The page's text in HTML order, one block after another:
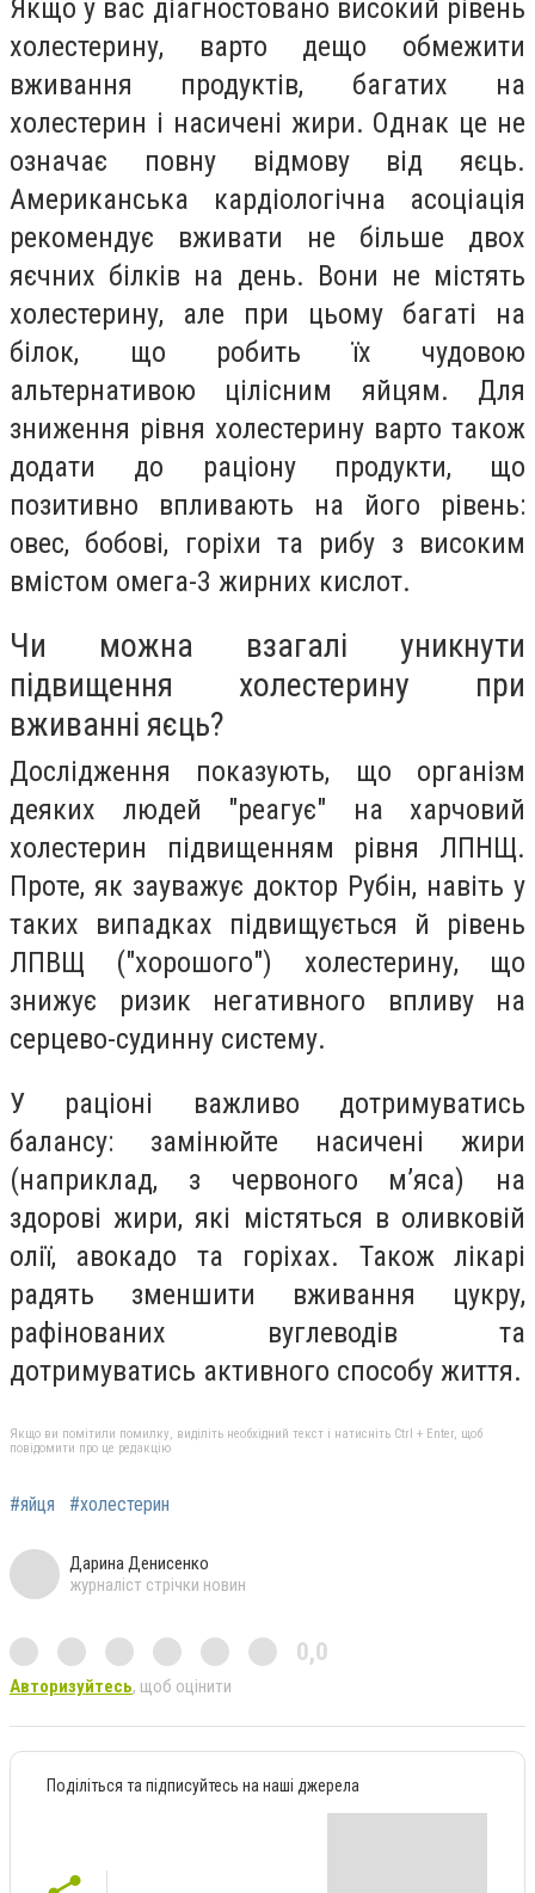
Якщо у вас діагностовано високий рівень
холестерину, варто дещо обмежити
вживання продуктів, багатих на
холестерин і насичені жири. Однак це не
означає повну відмову від яєць.
Американська кардіологічна асоціація
рекомендує вживати не більше двох
яєчних білків на день. Вони не містять
холестерину, але при цьому багаті на
білок, що робить їх чудовою
альтернативою цілісним яйцям. Для
зниження рівня холестерину варто також
додати до раціону продукти, що
позитивно впливають на його рівень:
овес, бобові, горіхи та рибу з високим
вмістом омега-3 жирних кислот.
Чи можна взагалі уникнути
підвищення холестерину при
вживанні яєць?
Дослідження показують, що організм
деяких людей "реагує" на харчовий
холестерин підвищенням рівня ЛПНЩ.
Проте, як зауважує доктор Рубін, навіть у
таких випадках підвищується й рівень
ЛПВЩ ("хорошого") холестерину, що
знижує ризик негативного впливу на
серцево-судинну систему.
У раціоні важливо дотримуватись
балансу: замінюйте насичені жири
(наприклад, з червоного м’яса) на
здорові жири, які містяться в оливковій
олії, авокадо та горіхах. Також лікарі
радять зменшити вживання цукру,
рафінованих вуглеводів та
дотримуватись активного способу життя.
Якщо ви помітили помилку, виділіть необхідний текст і натисніть Ctrl + Enter, щоб
повідомити про це редакцію
#яйця #холестерин
Дарина Денисенко
журналіст стрічки новин
0,0
Авторизуйтесь, щоб оцінити
Поділіться та підписуйтесь на наші джерела